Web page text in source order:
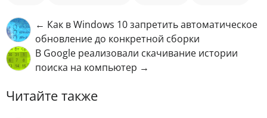
← Как в Windows 10 запретить автоматическое
обновление до конкретной сборки
В Google реализовали скачивание истории
поиска на компьютер →
Читайте также